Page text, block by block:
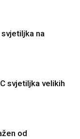
na
svjetiljka velikih
od